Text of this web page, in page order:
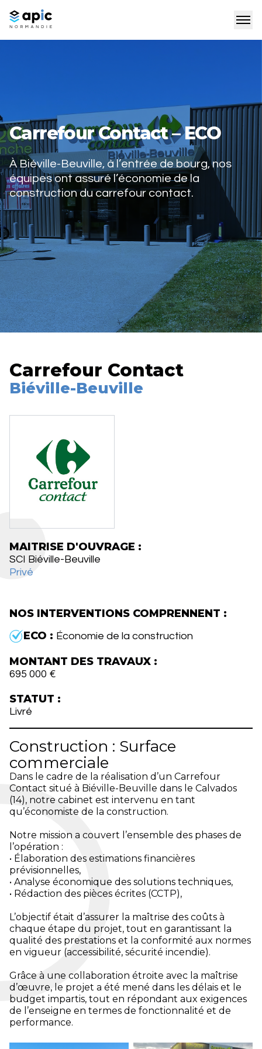
Carrefour Contact – ECO
À Biéville-Beuville, à l’entrée de bourg, nos
équipes ont assuré l’économie de la
construction du carrefour contact.
Carrefour Contact
Biéville-Beuville
MAITRISE D'OUVRAGE :
SCI Biéville-Beuville
Privé
NOS INTERVENTIONS COMPRENNENT :
ECO : Économie de la construction
MONTANT DES TRAVAUX :
695 000 €
STATUT :
Livré
Construction : Surface
commerciale
Dans le cadre de la réalisation d’un Carrefour
Contact situé à Biéville-Beuville dans le Calvados
(14), notre cabinet est intervenu en tant
qu’économiste de la construction.
Notre mission a couvert l’ensemble des phases de
l’opération :
• Élaboration des estimations financières
prévisionnelles,
• Analyse économique des solutions techniques,
• Rédaction des pièces écrites (CCTP),
L’objectif était d’assurer la maîtrise des coûts à
chaque étape du projet, tout en garantissant la
qualité des prestations et la conformité aux normes
en vigueur (accessibilité, sécurité incendie).
Grâce à une collaboration étroite avec la maîtrise
d’œuvre, le projet a été mené dans les délais et le
budget impartis, tout en répondant aux exigences
de l’enseigne en termes de fonctionnalité et de
performance.